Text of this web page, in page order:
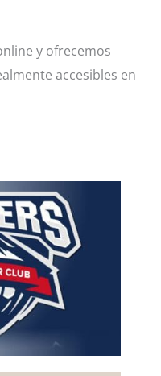
y ofrecemos
accesibles en